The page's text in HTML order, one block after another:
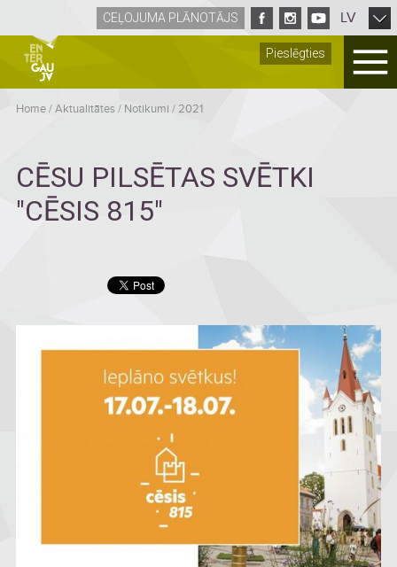
Pieslēgties
CEĻOJUMA PLĀNOTĀJS LV
Home/Aktualitātes/ Notikumi /2021
CĒSU PILSĒTAS SVĒTKI
"CĒSIS 815"